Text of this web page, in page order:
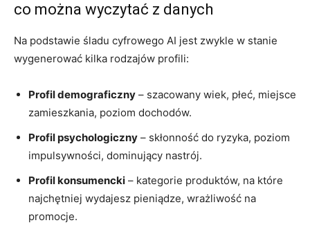
co można wyczytać z danych
Na podstawie śladu cyfrowego AI jest zwykle w stanie
wygenerować kilka rodzajów profili:
Profil demograficzny – szacowany wiek, płeć, miejsce
zamieszkania, poziom dochodów.
Profil psychologiczny – skłonność do ryzyka, poziom
impulsywności, dominujący nastrój.
Profil konsumencki – kategorie produktów, na które
najchętniej wydajesz pieniądze, wrażliwość na
promocje.